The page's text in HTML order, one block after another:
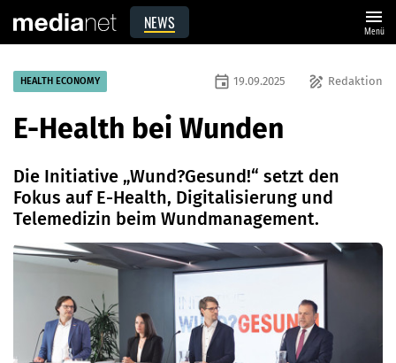
NEWS menu
Menü
HEALTH ECONOMY draw Redaktion
event 19.09.2025
E-Health bei Wunden
Die Initiative „Wund?Gesund!“ setzt den
Fokus auf E-Health, Digitalisierung und
Telemedizin beim Wundmanagement.